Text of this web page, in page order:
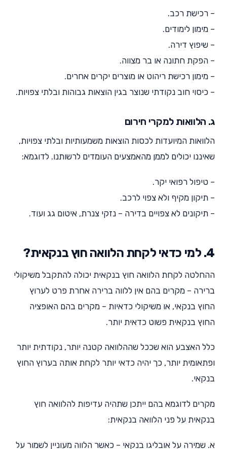
– רכישת רכב.
– מימון לימודים.
– שיפוץ דירה.
– הפקת חתונה או בר מצווה.
– מימון רכישת ריהוט או מוצרים יקרים אחרים.
– כיסוי חוב נקודתי שנוצר בגין הוצאות גבוהות ובלתי צפויות.
ג. הלוואות למקרי חירום
הלוואות המיועדות לכסות הוצאות משמעותיות ובלתי צפויות,
שאיננו יכולים לממן מהאמצעים העומדים לרשותנו. לדוגמא:
– טיפול רפואי יקר.
– תיקון מקיף ולא צפוי לרכב.
– תיקונים לא צפויים בדירה – נזקי צנרת, איטום גג ועוד.
4. למי כדאי לקחת הלוואה חוץ בנקאית?
ההחלטה לקחת הלוואה חוץ בנקאית יכולה להתקבל משיקולי
ברירה – מקרים בהם אין ללווה ברירה אחרת פרט לערוץ
החוץ בנקאי, או משיקולי כדאיות – מקרים בהם האופציה
החוץ בנקאית פשוט כדאית יותר.
כלל האצבע הוא שככל שההלוואה קטנה יותר, נקודתית יותר
ופתאומית יותר, כך יהיה כדאי יותר לקחת אותה בערוץ החוץ
בנקאי.
מקרים לדוגמא בהם ייתכן שתהיה עדיפות להלוואה חוץ
בנקאית על פני הלוואה בנקאית:
א. שמירה על אובליגו בנקאי – כאשר הלווה מעוניין לשמור על